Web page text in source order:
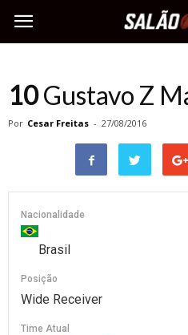
10Gustavo Z
Por Cesar Freitas - 27/08/2016
Nacionalidade
Brasil
Posição
Wide Receiver
Time Atual